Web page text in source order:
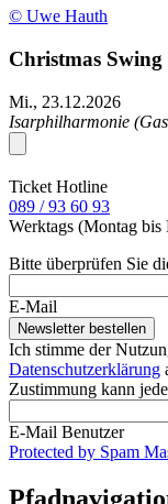
© Uwe Hauth
Christmas Swing
Mi., 23.12.2026
Isarphilharmonie
Ticket Hotline
089 / 93 60 93
Werktags (Montag
Bitte überprüfen Sie
E-Mail
Ich stimme der
Datenschutzerklärung
Zustimmung kann
E-Mail Benutzer
Protected by Spam